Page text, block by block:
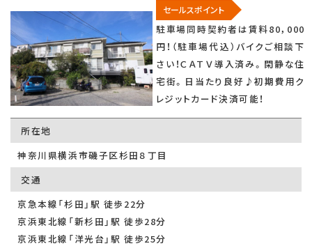
セールスポイント
駐車場同時契約者は賃料80，000
円！（駐車場代込）バイクご相談下
さい！ＣＡＴＶ導入済み。閑静な住
宅街。日当たり良好♪初期費用ク
レジットカード決済可能！
所在地
神奈川県横浜市磯子区杉田８丁目
交通
京急本線「杉田」駅 徒歩22分
京浜東北線「新杉田」駅 徒歩28分
京浜東北線「洋光台」駅 徒歩25分